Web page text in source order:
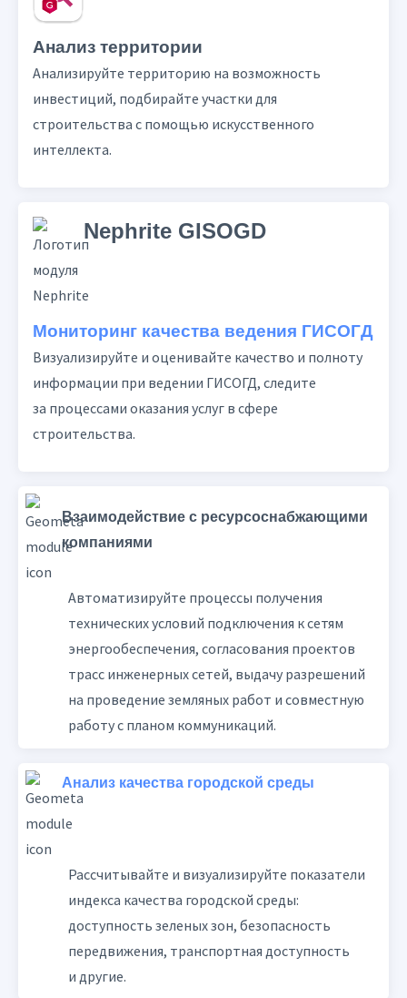
Анализ территории
Анализируйте территорию на возможность
инвестиций, подбирайте участки для
строительства с помощью искусственного
интеллекта.
Nephrite GISOGD
Мониторинг качества ведения ГИСОГД
Визуализируйте и оценивайте качество и полноту
информации при ведении ГИСОГД, следите
за процессами оказания услуг в сфере
строительства.
Взаимодействие с ресурсоснабжающими
компаниями
Автоматизируйте процессы получения
технических условий подключения к сетям
энергообеспечения, согласования проектов
трасс инженерных сетей, выдачу разрешений
на проведение земляных работ и совместную
работу с планом коммуникаций.
Анализ качества городской среды
Рассчитывайте и визуализируйте показатели
индекса качества городской среды:
доступность зеленых зон, безопасность
передвижения, транспортная доступность
и другие.